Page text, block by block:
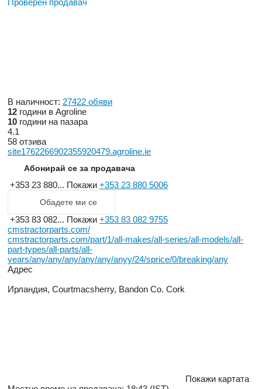
Проверен продавач
В наличност: 27422 обяви
12 години в Agroline
10 години на пазара
4.1
58 отзива
site1762266902355920479.agroline.ie
Абонирай се за продавача
+353 23 880... Покажи +353 23 880 5006
Обадете ми се
+353 83 082... Покажи +353 83 082 9755
cmstractorparts.com/
cmstractorparts.com/part/1/all-makes/all-series/all-models/all-
part-types/all-parts/all-
years/any/any/any/any/any/anyy/24/sprice/0/breaking/any
Адрес
Ирландия, Courtmacsherry, Bandon Co. Cork
Покажи картата